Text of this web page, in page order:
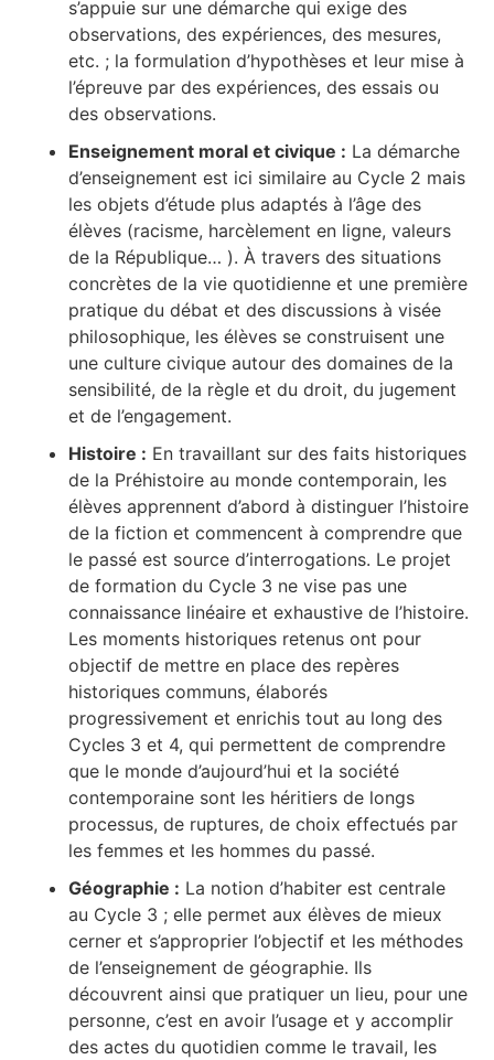
s’appuie sur une démarche qui exige des
observations, des expériences, des mesures,
etc. ; la formulation d’hypothèses et leur mise à
l’épreuve par des expériences, des essais ou
des observations.
Enseignement moral et civique : La démarche
d’enseignement est ici similaire au Cycle 2 mais
les objets d’étude plus adaptés à l’âge des
élèves (racisme, harcèlement en ligne, valeurs
de la République… ). À travers des situations
concrètes de la vie quotidienne et une première
pratique du débat et des discussions à visée
philosophique, les élèves se construisent une
une culture civique autour des domaines de la
sensibilité, de la règle et du droit, du jugement
et de l’engagement.
Histoire : En travaillant sur des faits historiques
de la Préhistoire au monde contemporain, les
élèves apprennent d’abord à distinguer l’histoire
de la fiction et commencent à comprendre que
le passé est source d’interrogations. Le projet
de formation du Cycle 3 ne vise pas une
connaissance linéaire et exhaustive de l’histoire.
Les moments historiques retenus ont pour
objectif de mettre en place des repères
historiques communs, élaborés
progressivement et enrichis tout au long des
Cycles 3 et 4, qui permettent de comprendre
que le monde d’aujourd’hui et la société
contemporaine sont les héritiers de longs
processus, de ruptures, de choix effectués par
les femmes et les hommes du passé.
Géographie : La notion d’habiter est centrale
au Cycle 3 ; elle permet aux élèves de mieux
cerner et s’approprier l’objectif et les méthodes
de l’enseignement de géographie. Ils
découvrent ainsi que pratiquer un lieu, pour une
personne, c’est en avoir l’usage et y accomplir
des actes du quotidien comme le travail, les